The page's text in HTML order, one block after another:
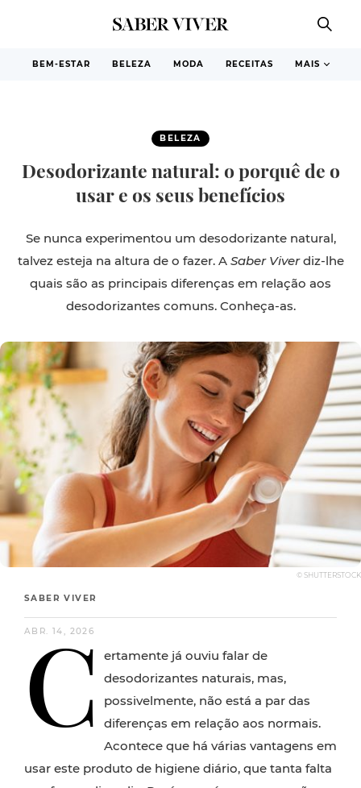
BEM-ESTAR BELEZA MODA RECEITAS MAIS
BELEZA
Desodorizante natural: o porquê de o
usar e os seus benefícios
Se nunca experimentou um desodorizante natural,
talvez esteja na altura de o fazer. A Saber Viverdiz-lhe
quais são as principais diferenças em relação aos
desodorizantes comuns. Conheça-as.
© SHUTTERSTOCK
SABER VIVER
ABR. 14, 2026
C
ertamente já ouviu falar de
desodorizantes naturais, mas,
possivelmente, não está a par das
diferenças em relação aos normais.
Acontece que há várias vantagens em
usar este produto de higiene diário, que tanta falta